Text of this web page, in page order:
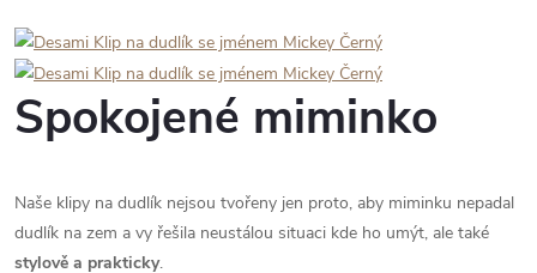
Spokojené miminko
Naše klipy na dudlík nejsou tvořeny jen proto, aby miminku nepadal
dudlík na zem a vy řešila neustálou situaci kde ho umýt, ale také
stylově a prakticky.